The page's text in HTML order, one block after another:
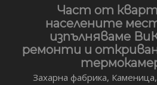
Част от
населените
изпълняваме
ремонти и
Захарна фабрика,